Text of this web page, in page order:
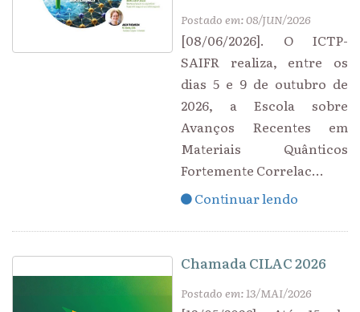
Postado em: 08/JUN/2026
[08/06/2026]. O ICTP-
SAIFR realiza, entre os
dias 5 e 9 de outubro de
2026, a Escola sobre
Avanços Recentes em
Materiais Quânticos
Fortemente Correlac...
Continuar lendo
Chamada CILAC 2026
Postado em: 13/MAI/2026